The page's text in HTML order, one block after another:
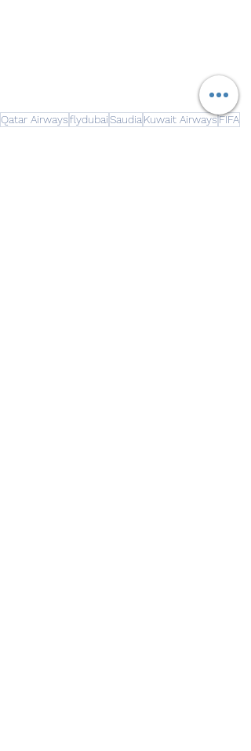
Qatar AirwaysflydubaiSaudia Kuwait AirwaysFIFA